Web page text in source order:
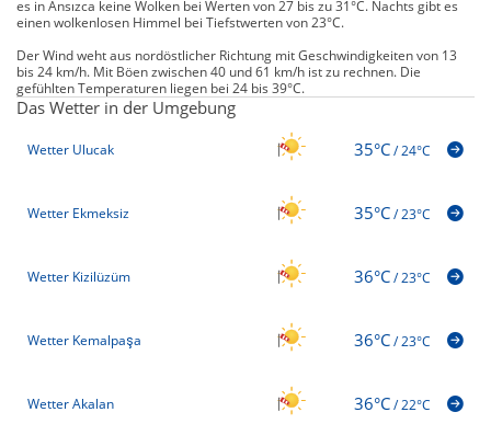
es in Ansızca keine Wolken bei Werten von 27 bis zu 31°C. Nachts gibt es
einen wolkenlosen Himmel bei Tiefstwerten von 23°C.
Der Wind weht aus nordöstlicher Richtung mit Geschwindigkeiten von 13
bis 24 km/h. Mit Böen zwischen 40 und 61 km/h ist zu rechnen. Die
gefühlten Temperaturen liegen bei 24 bis 39°C.
Das Wetter in der Umgebung
Wetter Ulucak 35°C/24°C
Wetter Ekmeksiz 35°C/23°C
Wetter Kizilüzüm 36°C/23°C
Wetter Kemalpaşa 36°C/23°C
Wetter Akalan 36°C/22°C